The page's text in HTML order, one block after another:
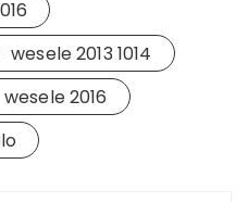
wesele 2013 1014
wesele 2016